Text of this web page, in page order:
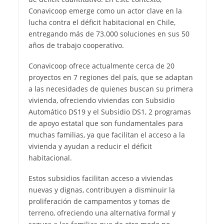
Conavicoop emerge como un actor clave en la
lucha contra el déficit habitacional en Chile,
entregando más de 73.000 soluciones en sus 50
años de trabajo cooperativo.
Conavicoop ofrece actualmente cerca de 20
proyectos en 7 regiones del país, que se adaptan
a las necesidades de quienes buscan su primera
vivienda, ofreciendo viviendas con Subsidio
Automático DS19 y el Subsidio DS1, 2 programas
de apoyo estatal que son fundamentales para
muchas familias, ya que facilitan el acceso a la
vivienda y ayudan a reducir el déficit
habitacional.
Estos subsidios facilitan acceso a viviendas
nuevas y dignas, contribuyen a disminuir la
proliferación de campamentos y tomas de
terreno, ofreciendo una alternativa formal y